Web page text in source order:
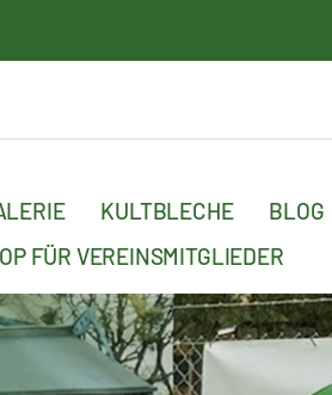
15. Kult-
KULTBLECHE BLOG
FÜR VEREINSMITGLIEDER